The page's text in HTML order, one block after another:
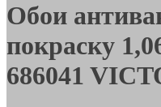
Обои
покраску
686041